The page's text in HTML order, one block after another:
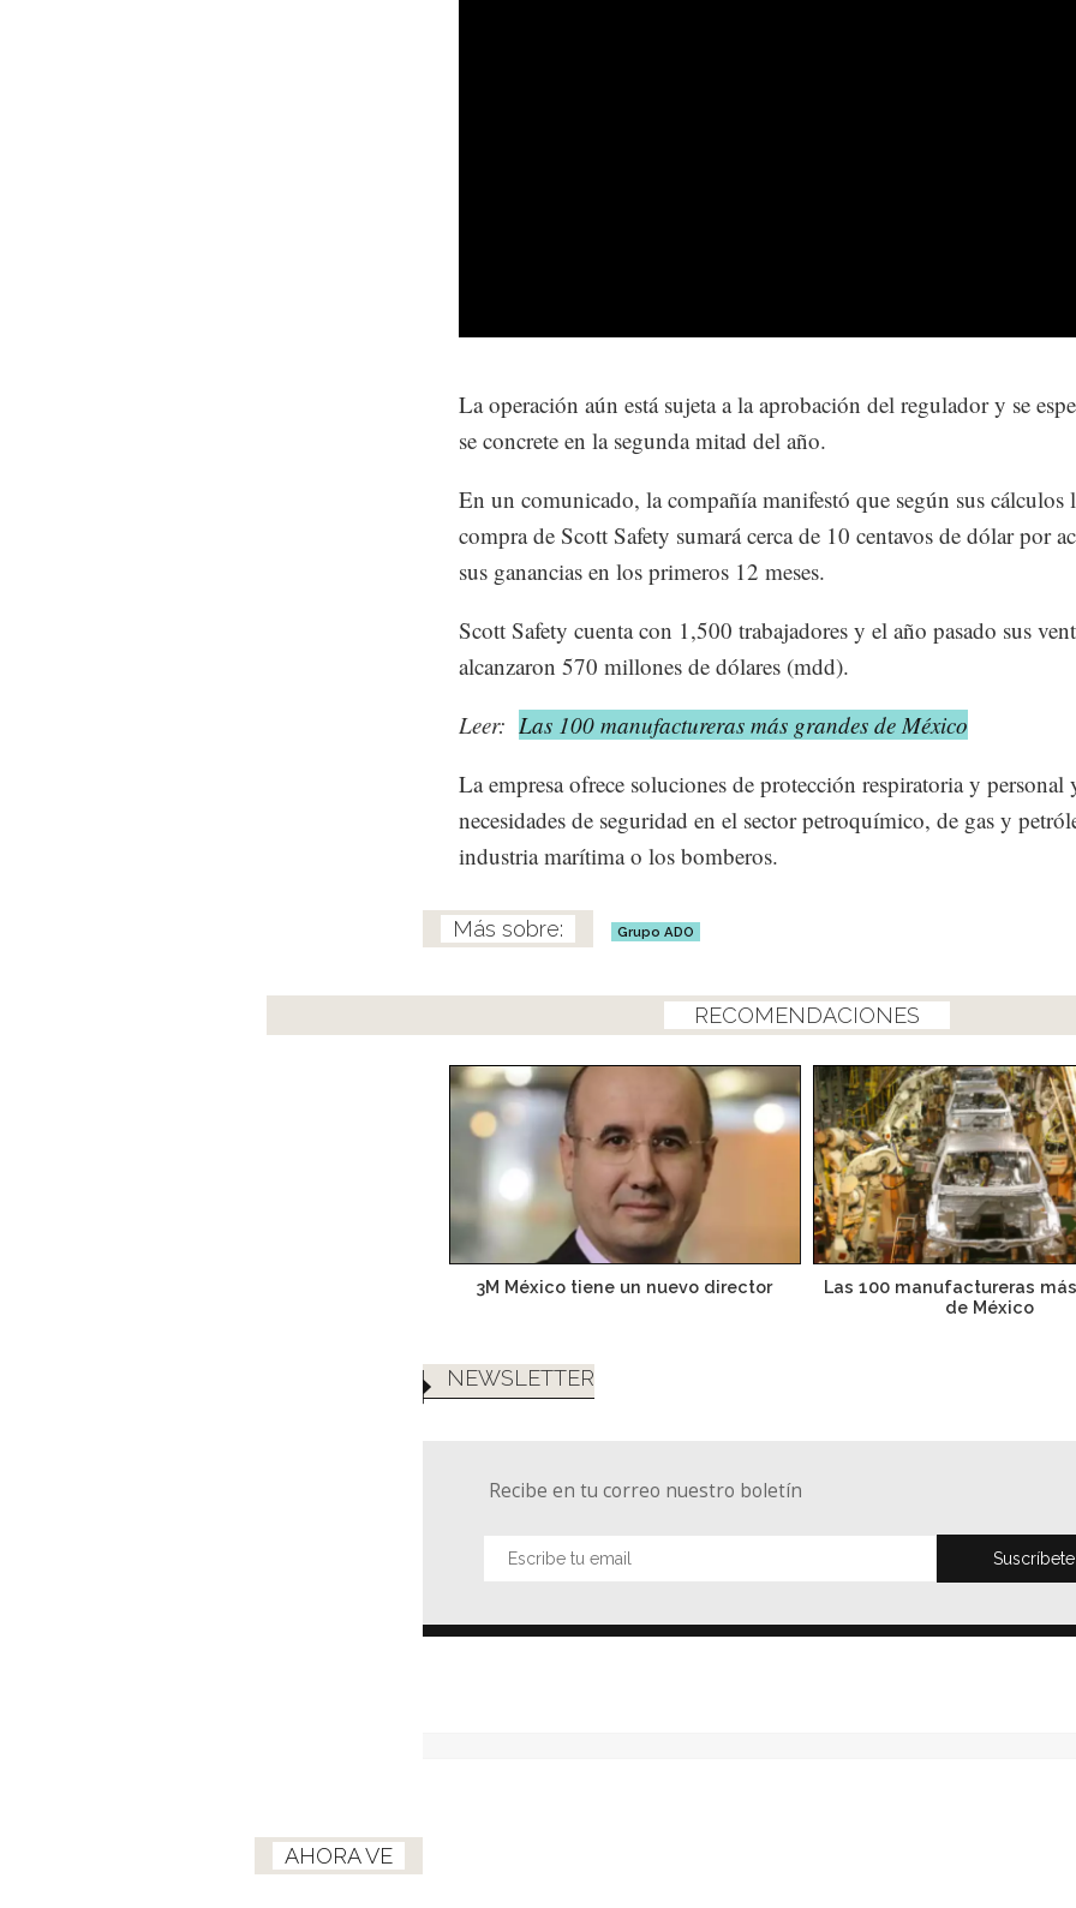
La operación aún está sujeta a la aprobación del regulador y se
se concrete en la segunda mitad del año.
En un comunicado, la compañía manifestó que según sus cálculos
compra de Scott Safety sumará cerca de 10 centavos de dólar por
sus ganancias en los primeros 12 meses.
Scott Safety cuenta con 1,500 trabajadores y el año pasado sus
alcanzaron 570 millones de dólares (mdd).
Leer: Las 100 manufactureras más grandes de México
La empresa ofrece soluciones de protección respiratoria y personal
necesidades de seguridad en el sector petroquímico, de gas y
industria marítima o los bomberos.
Grupo ADO
RECOMENDACIONES
3M México tiene un nuevo director
Las 100 manufactureras
de México
NEWSLETTER
Recibe en tu correo nuestro boletín
AHORA VE